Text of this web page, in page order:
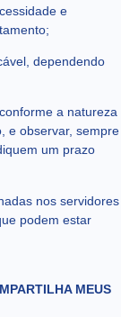
e
dependendo
a natureza
e observar, sempre
um prazo
nos servidores
podem estar
MEUS